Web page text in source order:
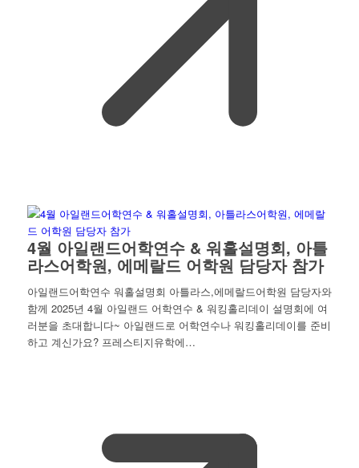
4월 아일랜드어학연수 & 워홀설명회, 아틀
라스어학원, 에메랄드 어학원 담당자 참가
아일랜드어학연수 워홀설명회 아틀라스,에메랄드어학원 담당자와
함께 2025년 4월 아일랜드 어학연수 & 워킹홀리데이 설명회에 여
러분을 초대합니다~ 아일랜드로 어학연수나 워킹홀리데이를 준비
하고 계신가요? 프레스티지유학에…